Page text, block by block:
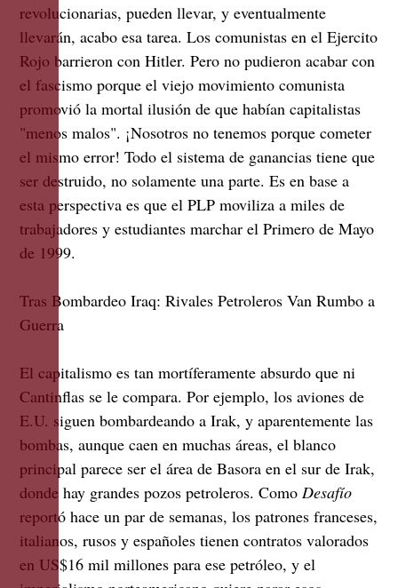
revolucionarias, pueden llevar, y eventualmente
llevarán, acabo esa tarea. Los comunistas en el Ejercito
Rojo barrieron con Hitler. Pero no pudieron acabar con
el fascismo porque el viejo movimiento comunista
promovió la mortal ilusión de que habían capitalistas
"menos malos". ¡Nosotros no tenemos porque cometer
el mismo error! Todo el sistema de ganancias tiene que
ser destruido, no solamente una parte. Es en base a
esta perspectiva es que el PLP moviliza a miles de
trabajadores y estudiantes marchar el Primero de Mayo
de 1999.
Tras Bombardeo Iraq: Rivales Petroleros Van Rumbo a
Guerra
El capitalismo es tan mortíferamente absurdo que ni
Cantinflas se le compara. Por ejemplo, los aviones de
E.U. siguen bombardeando a Irak, y aparentemente las
bombas, aunque caen en muchas áreas, el blanco
principal parece ser el área de Basora en el sur de Irak,
donde hay grandes pozos petroleros. Como Desafío
reportó hace un par de semanas, los patrones franceses,
italianos, rusos y españoles tienen contratos valorados
en US$16 mil millones para ese petróleo, y el